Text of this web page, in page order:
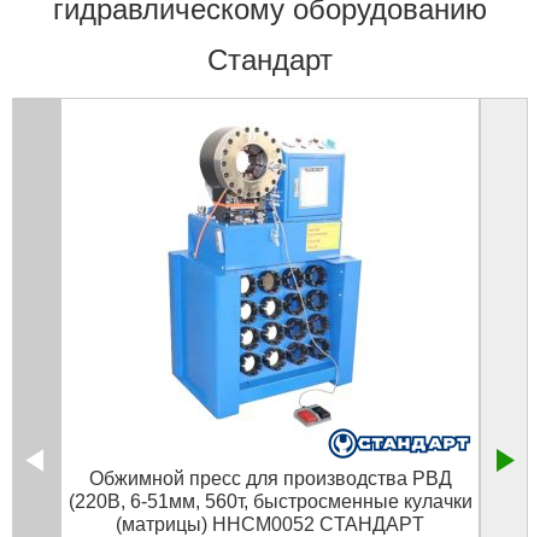
гидравлическому оборудованию
Стандарт
Oбжимнoй пpecc для пpoизвoдcтвa PBД
(220B, 6-51мм, 560т, быcтpocмeнныe кулaчки
(мaтpицы) HHCM0052 CTAHДAPT